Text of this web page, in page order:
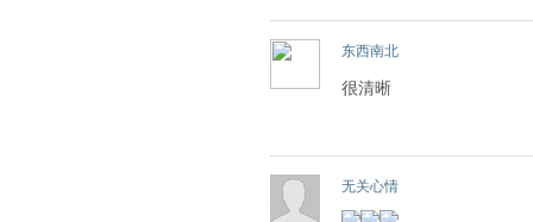
东西南北
很清晰
无关心情